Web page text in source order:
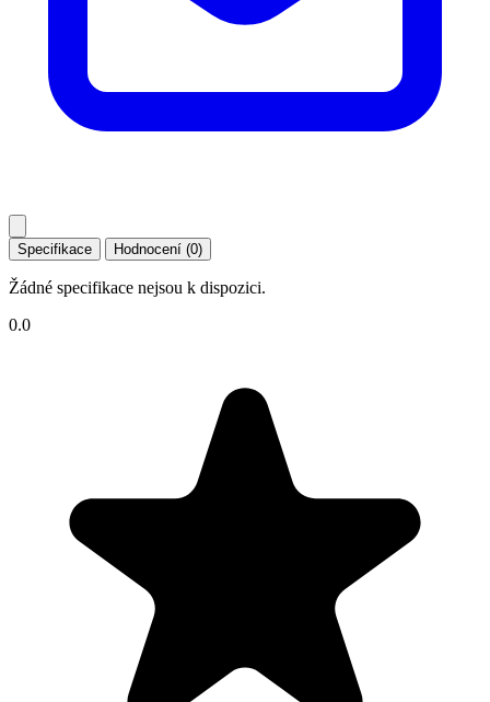
Specifikace Hodnocení (0)
Žádné specifikace nejsou k dispozici.
0.0